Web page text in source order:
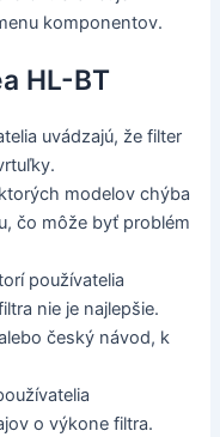
komponentov.
HL-BT
uvádzajú, že filter
modelov chýba
čo môže byť problém
používatelia
nie je najlepšie.
český návod, k
o výkone filtra.